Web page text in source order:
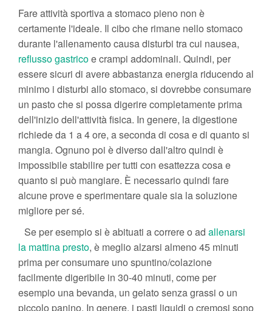
Fare attività sportiva a stomaco pieno non è
certamente l'ideale. Il cibo che rimane nello stomaco
durante l'allenamento causa disturbi tra cui nausea,
reflusso gastricoe crampi addominali. Quindi, per
essere sicuri di avere abbastanza energia riducendo al
minimo i disturbi allo stomaco, si dovrebbe consumare
un pasto che si possa digerire completamente prima
dell'inizio dell'attività fisica. In genere, la digestione
richiede da 1 a 4 ore, a seconda di cosa e di quanto si
mangia. Ognuno poi è diverso dall'altro quindi è
impossibile stabilire per tutti con esattezza cosa e
quanto si può mangiare. È necessario quindi fare
alcune prove e sperimentare quale sia la soluzione
migliore per sé.
Se per esempio si è abituati a correre o ad allenarsi
la mattina presto, è meglio alzarsi almeno 45 minuti
prima per consumare uno spuntino/colazione
facilmente digeribile in 30-40 minuti, come per
esempio una bevanda, un gelato senza grassi o un
piccolo panino. In genere, i pasti liquidi o cremosi sono